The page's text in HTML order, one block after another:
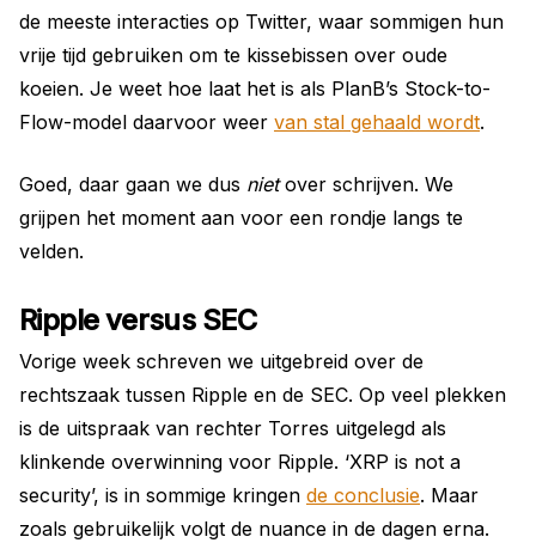
de meeste interacties op Twitter, waar sommigen hun
vrije tijd gebruiken om te kissebissen over oude
koeien. Je weet hoe laat het is als PlanB’s Stock-to-
Flow-model daarvoor weer van stal gehaald wordt.
Goed, daar gaan we dus nietover schrijven. We
grijpen het moment aan voor een rondje langs te
velden.
Ripple versus SEC
Vorige week schreven we uitgebreid over de
rechtszaak tussen Ripple en de SEC. Op veel plekken
is de uitspraak van rechter Torres uitgelegd als
klinkende overwinning voor Ripple. ‘XRP is not a
security’, is in sommige kringen de conclusie. Maar
zoals gebruikelijk volgt de nuance in de dagen erna.